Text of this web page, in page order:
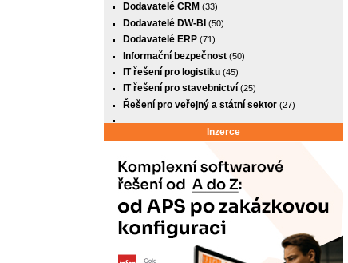
Dodavatelé CRM (33)
Dodavatelé DW-BI (50)
Dodavatelé ERP(71)
Informační bezpečnost(50)
IT řešení pro logistiku(45)
IT řešení pro stavebnictví(25)
Řešení pro veřejný a státní sektor(27)
Inzerce